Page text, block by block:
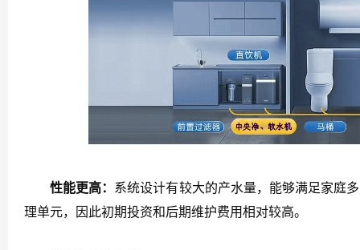
性能更高： 系统设计有较大的产水量，能够满足家庭
理单元，因此初期投资和后期维护费用相对较高。